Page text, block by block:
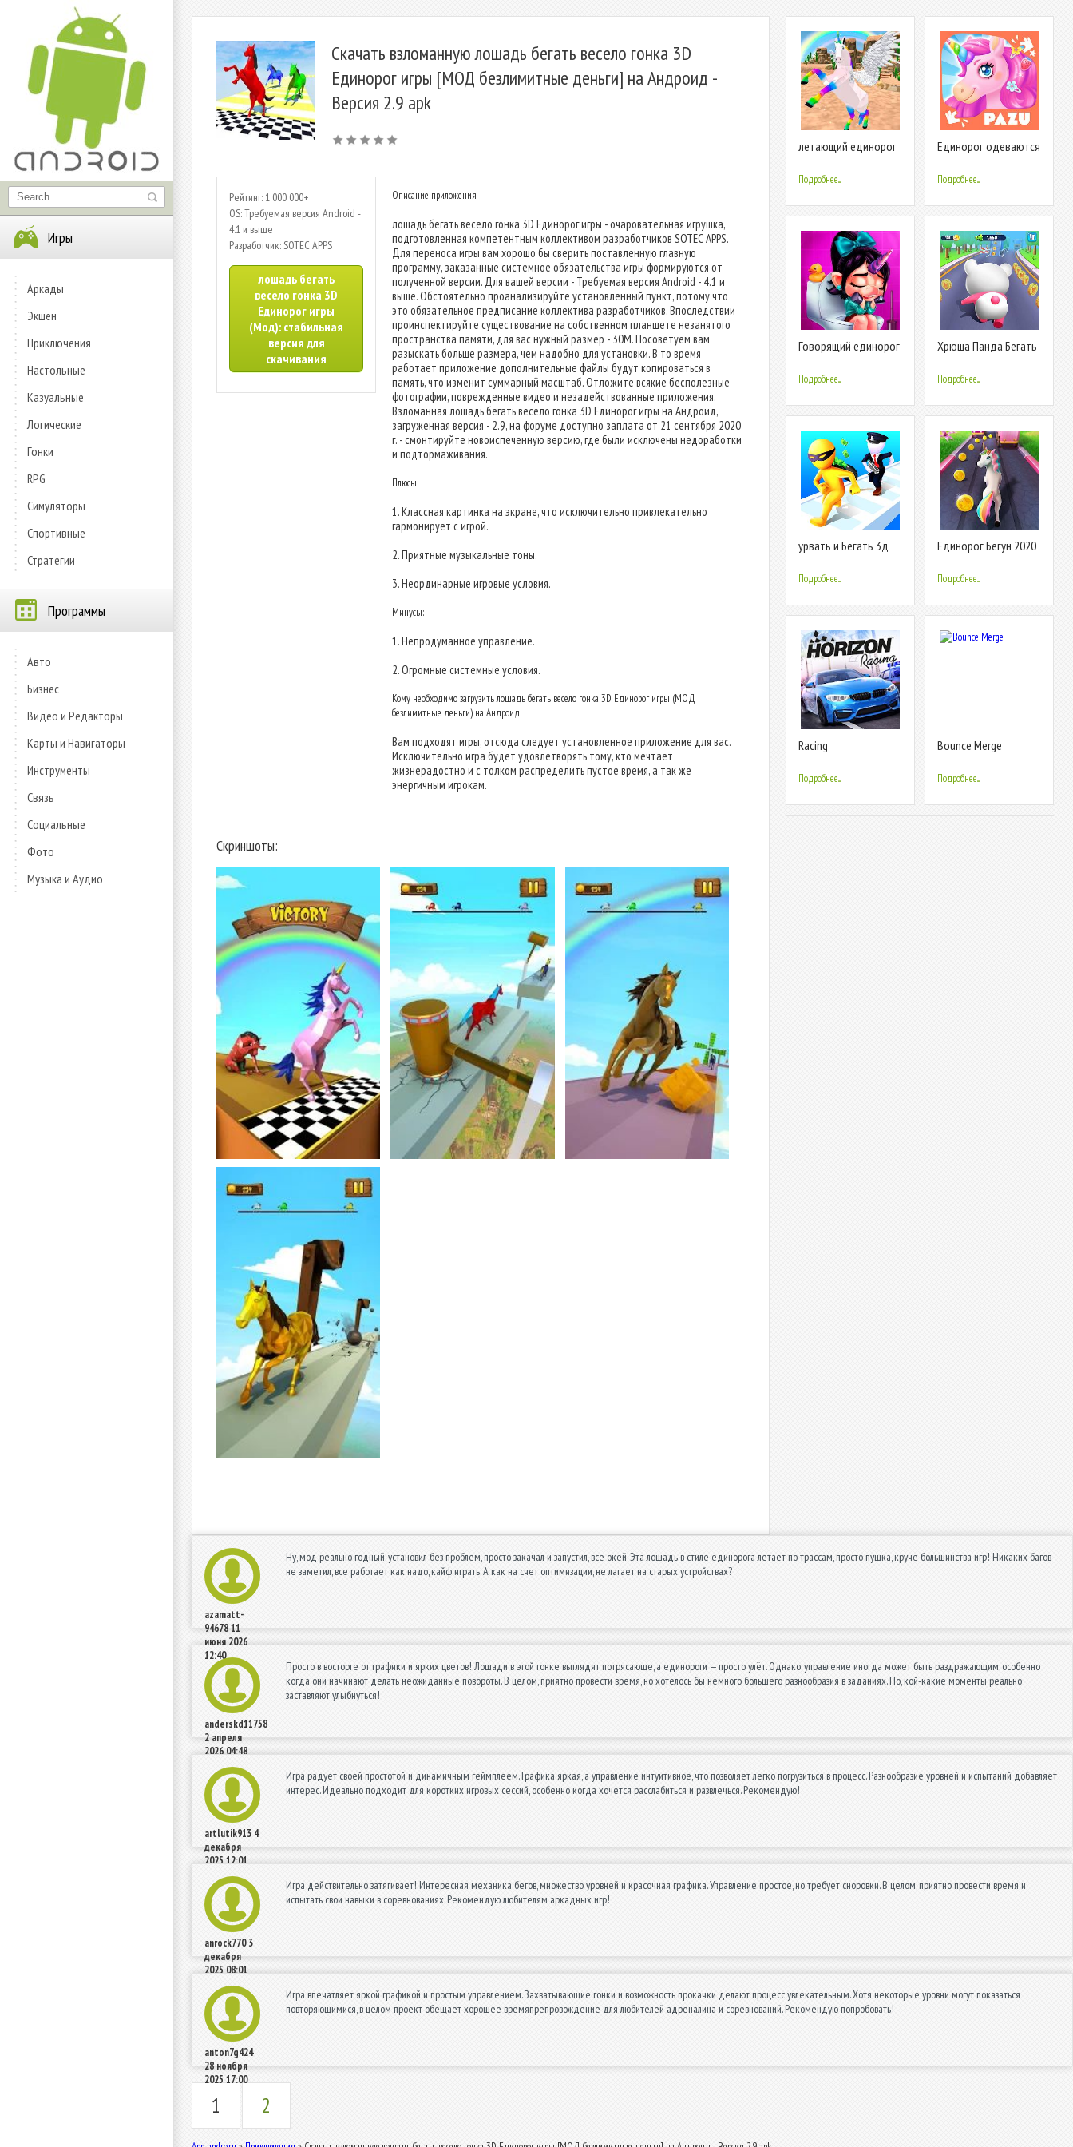
Игры
Аркады
Экшен
Приключения
Настольные
Казуальные
Логические
Гонки
RPG
Симуляторы
Спортивные
Стратегии
Программы
Авто
Бизнес
Видео и Редакторы
Карты и Навигаторы
Инструменты
Связь
Социальные
Фото
Музыка и Аудио
Скачать взломанную лошадь бегать весело гонка 3D
Единорог игры [МОД безлимитные деньги] на Андроид -
Версия 2.9 apk
Рейтинг: 1 000 000+
OS: Требуемая версия Android -
4.1 и выше
Разработчик: SOTEC APPS
лошадь бегать
весело гонка 3D
Единорог игры
(Мод): стабильная
версия для
скачивания
Описание приложения
лошадь бегать весело гонка 3D Единорог игры - очаровательная игрушка,
подготовленная компетентным коллективом разработчиков SOTEC APPS.
Для переноса игры вам хорошо бы сверить поставленную главную
программу, заказанные системное обязательства игры формируются от
полученной версии. Для вашей версии - Требуемая версия Android - 4.1 и
выше. Обстоятельно проанализируйте установленный пункт, потому что
это обязательное предписание коллектива разработчиков. Впоследствии
проинспектируйте существование на собственном планшете незанятого
пространства памяти, для вас нужный размер - 30M. Посоветуем вам
разыскать больше размера, чем надобно для установки. В то время
работает приложение дополнительные файлы будут копироваться в
память, что изменит суммарный масштаб. Отложите всякие бесполезные
фотографии, поврежденные видео и незадействованные приложения.
Взломанная лошадь бегать весело гонка 3D Единорог игры на Андроид,
загруженная версия - 2.9, на форуме доступно заплата от 21 сентября 2020
г. - смонтируйте новоиспеченную версию, где были исключены недоработки
и подтормаживания.
Плюсы:
1. Классная картинка на экране, что исключительно привлекательно
гармонирует с игрой.
2. Приятные музыкальные тоны.
3. Неординарные игровые условия.
Минусы:
1. Непродуманное управление.
2. Огромные системные условия.
Кому необходимо загрузить лошадь бегать весело гонка 3D Единорог игры (МОД
безлимитные деньги) на Андроид
Вам подходят игры, отсюда следует установленное приложение для вас.
Исключительно игра будет удовлетворять тому, кто мечтает
жизнерадостно и с толком распределить пустое время, а так же
энергичным игрокам.
Скриншоты:
летающий единорог
Подробнее...
Единорог одеваются
Подробнее...
Говорящий единорог
Подробнее...
Хрюша Панда Бегать
Подробнее...
урвать и Бегать 3д
Подробнее...
Единорог Бегун 2020
Игра
Подробнее...
Racing
гонка
Подробнее...
Bounce Merge
Подробнее...
azamatt-
9467811
июня 2026
12:40
Ну, мод реально годный, установил без проблем, просто закачал и запустил, все окей. Эта лошадь в стиле единорога летает по трассам, просто пушка, круче большинства игр! Никаких багов
не заметил, все работает как надо, кайф играть. А как на счет оптимизации, не лагает на старых устройствах?
anderskd11758
2 апреля
2026 04:48
Просто в восторге от графики и ярких цветов! Лошади в этой гонке выглядят потрясающе, а единороги — просто улёт. Однако, управление иногда может быть раздражающим, особенно
когда они начинают делать неожиданные повороты. В целом, приятно провести время, но хотелось бы немного большего разнообразия в заданиях. Но, кой-какие моменты реально
заставляют улыбнуться!
artlutik913 4
декабря
2025 12:01
Игра радует своей простотой и динамичным геймплеем. Графика яркая, а управление интуитивное, что позволяет легко погрузиться в процесс. Разнообразие уровней и испытаний добавляет
интерес. Идеально подходит для коротких игровых сессий, особенно когда хочется расслабиться и развлечься. Рекомендую!
anrock770 3
декабря
2025 08:01
Игра действительно затягивает! Интересная механика бегов, множество уровней и красочная графика. Управление простое, но требует сноровки. В целом, приятно провести время и
испытать свои навыки в соревнованиях. Рекомендую любителям аркадных игр!
anton7g424
28 ноября
2025 17:00
Игра впечатляет яркой графикой и простым управлением. Захватывающие гонки и возможность прокачки делают процесс увлекательным. Хотя некоторые уровни могут показаться
повторяющимися, в целом проект обещает хорошее времяпрепровождение для любителей адреналина и соревнований. Рекомендую попробовать!
1 2